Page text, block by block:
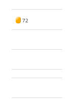
72